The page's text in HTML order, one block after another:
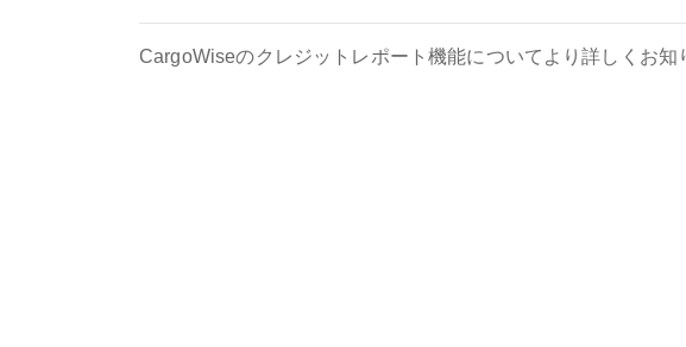
CargoWiseのクレジットレポート機能についてより詳しくお知